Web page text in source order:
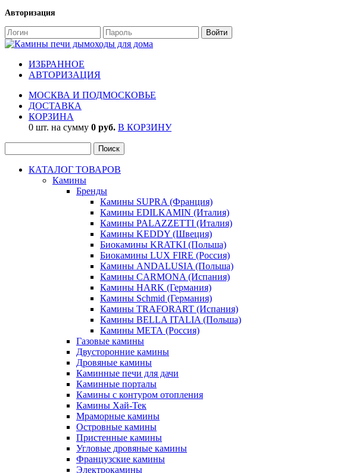
Авторизация
ИЗБРАННОЕ
АВТОРИЗАЦИЯ
МОСКВА И ПОДМОСКОВЬЕ
ДОСТАВКА
КОРЗИНА
0 шт. на сумму 0 руб. В КОРЗИНУ
КАТАЛОГ ТОВАРОВ
Камины
Бренды
Камины SUPRA (Франция)
Камины EDILKAMIN (Италия)
Камины PALAZZETTI (Италия)
Камины KEDDY (Швеция)
Биокамины KRATKI (Польша)
Биокамины LUX FIRE (Россия)
Камины ANDALUSIA (Польша)
Камины CARMONA (Испания)
Камины HARK (Германия)
Камины Schmid (Германия)
Камины TRAFORART (Испания)
Камины BELLA ITALIA (Польша)
Камины МЕТА (Россия)
Газовые камины
Двусторонние камины
Дровяные камины
Каминные печи для дачи
Каминные порталы
Камины с контуром отопления
Камины Хай-Тек
Мраморные камины
Островные камины
Пристенные камины
Угловые дровяные камины
Французские камины
Электрокамины